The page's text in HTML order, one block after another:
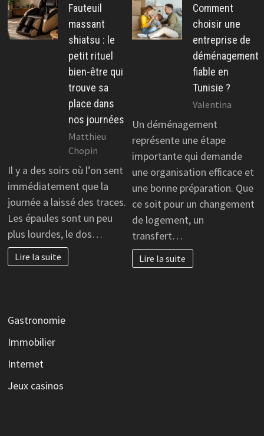
Fauteuil
massant
shiatsu : le
petit rituel
bien-être qui
trouve sa
place dans
nos journées
Matthieu
Chopin
Il y a des soirs où l’on sent
immédiatement que la
journée a laissé des traces.
Les épaules sont un peu
plus lourdes, le dos…
Lire la suite
Comment
choisir une
entreprise de
déménagement
fiable en
Tunisie ?
Valentina
Un déménagement
représente une étape
importante qui demande
une organisation efficace et
une bonne préparation. Que
ce soit pour un changement
de logement, un
transfert…
Lire la suite
Gastronomie
Immobilier
Internet
Jeux casinos